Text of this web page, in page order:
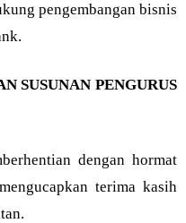
pengembangan bisnis
SUSUNAN PENGURUS
dengan hormat
terima kasih